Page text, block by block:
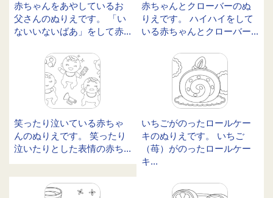
赤ちゃんをあやしているお
父さんのぬりえです。 「い
ないいないばあ」をして赤...
赤ちゃんとクローバーのぬ
りえです。 ハイハイをして
いる赤ちゃんとクローバー...
笑ったり泣いている赤ちゃ
んのぬりえです。 笑ったり
泣いたりとした表情の赤ち...
いちごがのったロールケー
キのぬりえです。 いちご
（苺）がのったロールケー
キ...